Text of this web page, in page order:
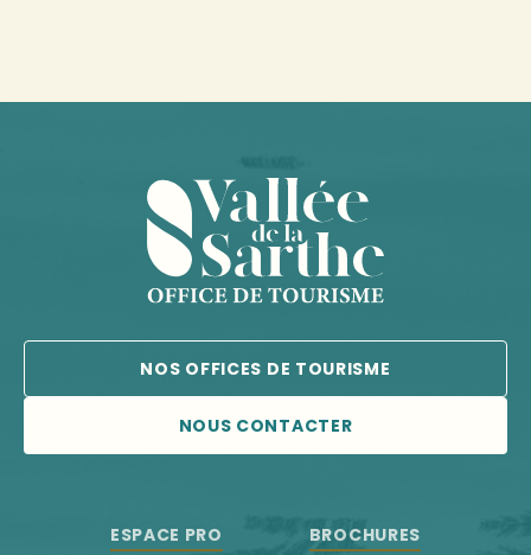
NOS OFFICES DE TOURISME
NOUS CONTACTER
ESPACE PRO BROCHURES